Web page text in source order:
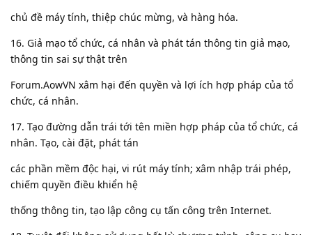
chủ đề máy tính, thiệp chúc mừng, và hàng hóa.
16. Giả mạo tổ chức, cá nhân và phát tán thông tin giả mạo,
thông tin sai sự thật trên
Forum.AowVN xâm hại đến quyền và lợi ích hợp pháp của tổ
chức, cá nhân.
17. Tạo đường dẫn trái tới tên miền hợp pháp của tổ chức, cá
nhân. Tạo, cài đặt, phát tán
các phần mềm độc hại, vi rút máy tính; xâm nhập trái phép,
chiếm quyền điều khiển hệ
thống thông tin, tạo lập công cụ tấn công trên Internet.